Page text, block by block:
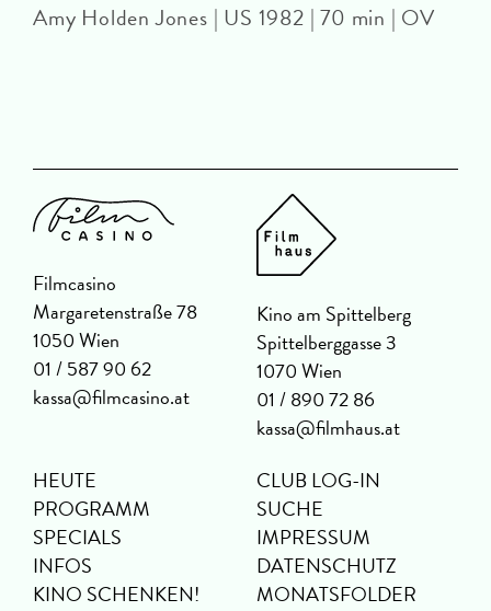
Amy Holden Jones | US 1982 | 70 min | OV
Filmcasino
Margaretenstraße 78
1050 Wien
01 / 587 90 62
kassa@filmcasino.at
Kino am Spittelberg
Spittelberggasse 3
1070 Wien
01 / 890 72 86
kassa@filmhaus.at
HEUTE
PROGRAMM
SPECIALS
INFOS
KINO SCHENKEN!
CLUB LOG-IN
SUCHE
IMPRESSUM
DATENSCHUTZ
MONATSFOLDER